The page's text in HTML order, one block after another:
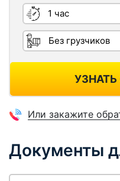
Длительность
Грузчики
Или закажите
Документы